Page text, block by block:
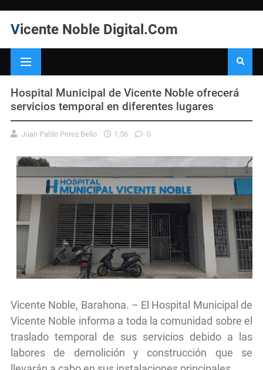
Vicente Noble Digital.Com
Hospital Municipal de Vicente Noble ofrecerá
servicios temporal en diferentes lugares
Juan Pablo Perez Bello 1:56 0
Vicente Noble, Barahona. – El Hospital Municipal de
Vicente Noble informa a toda la comunidad sobre el
traslado temporal de sus servicios debido a las
labores de demolición y construcción que se